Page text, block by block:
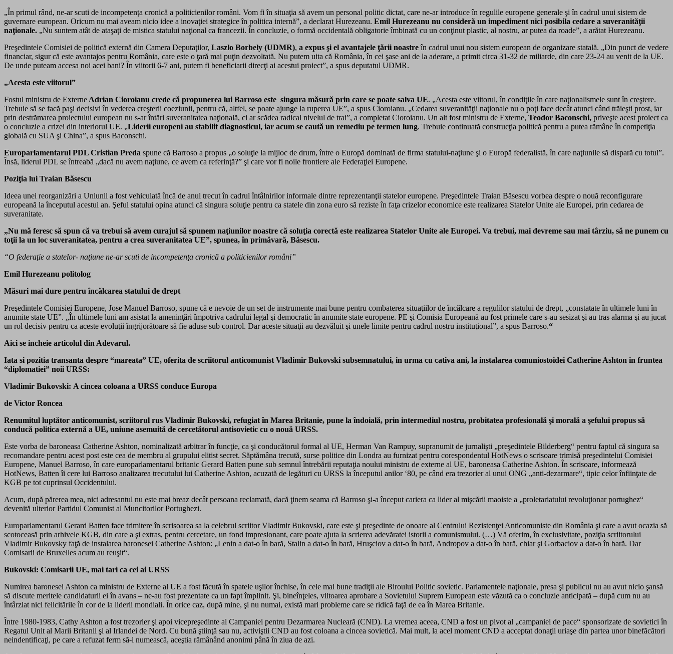
„În primul rând, ne-ar scuti de incompetenţa cronică a politicienilor români. Vom fi în situaţia să avem un personal politic dictat, care ne-ar introduce în regulile europene generale şi în cadrul unui sistem de
guvernare european. Oricum nu mai aveam nicio idee a inovaţiei strategice în politica internă”, a declarat Hurezeanu. Emil Hurezeanu nu consideră un impediment nici posibila cedare a suveranităţii
naţionale. „Nu suntem atât de ataşaţi de mistica statului naţional ca francezii. În concluzie, o formă occidentală obligatorie îmbinată cu un conţinut plastic, al nostru, ar putea da roade”, a arătat Hurezeanu.
Preşedintele Comisiei de politică externă din Camera Deputaţilor, Laszlo Borbely (UDMR), a expus şi el avantajele ţării noastreîn cadrul unui nou sistem european de organizare statală. „Din punct de vedere
financiar, sigur că este avantajos pentru România, care este o ţară mai puţin dezvoltată. Nu putem uita că România, în cei şase ani de la aderare, a primit circa 31-32 de miliarde, din care 23-24 au venit de la UE.
De unde puteam accesa noi acei bani? În viitorii 6-7 ani, putem fi beneficiarii direcţi ai acestui proiect”, a spus deputatul UDMR.
„Acesta este viitorul”
Fostul ministru de Externe Adrian Cioroianu crede că propunerea lui Barroso este singura măsură prin care se poate salva UE. „Acesta este viitorul, în condiţile în care naţionalismele sunt în creştere.
Trebuie să se facă paşi decisivi în vederea creşterii coeziunii, pentru că, altfel, se poate ajunge la ruperea UE”, a spus Cioroianu. „Cedarea suveranităţii naţionale nu o poţi face decât atunci când trăieşti prost, iar
prin destrămarea proiectului european nu s-ar întări suveranitatea naţională, ci ar scădea radical nivelul de trai”, a completat Cioroianu. Un alt fost ministru de Externe, Teodor Baconschi, priveşte acest proiect ca
o concluzie a crizei din interiorul UE. „Liderii europeni au stabilit diagnosticul, iar acum se caută un remediu pe termen lung. Trebuie continuată construcţia politică pentru a putea rămâne în competiţia
globală cu SUA şi China”, a spus Baconschi.
Europarlamentarul PDL Cristian Preda spune că Barroso a propus „o soluţie la mijloc de drum, între o Europă dominată de firma statului-naţiune şi o Europă federalistă, în care naţiunile să dispară cu totul”.
Însă, liderul PDL se întreabă „dacă nu avem naţiune, ce avem ca referinţă?” şi care vor fi noile frontiere ale Federaţiei Europene.
Poziţia lui Traian Băsescu
Ideea unei reorganizări a Uniunii a fost vehiculată încă de anul trecut în cadrul întâlnirilor informale dintre reprezentanţii statelor europene. Preşedintele Traian Băsescu vorbea despre o nouă reconfigurare
europeană la începutul acestui an. Şeful statului opina atunci că singura soluţie pentru ca statele din zona euro să reziste în faţa crizelor economice este realizarea Statelor Unite ale Europei, prin cedarea de
suveranitate.
„Nu mă feresc să spun că va trebui să avem curajul să spunem naţiunilor noastre că soluţia corectă este realizarea Statelor Unite ale Europei. Va trebui, mai devreme sau mai târziu, să ne punem cu
toţii la un loc suveranitatea, pentru a crea suveranitatea UE”, spunea, în primăvară, Băsescu.
“O federaţie a statelor- naţiune ne-ar scuti de incompetenţa cronică a politicienilor români”
Emil Hurezeanu politolog
Măsuri mai dure pentru încălcarea statului de drept
Preşedintele Comisiei Europene, Jose Manuel Barroso, spune că e nevoie de un set de instrumente mai bune pentru combaterea situaţiilor de încălcare a regulilor statului de drept, „constatate în ultimele luni în
anumite state UE”. „În ultimele luni am asistat la ameninţări împotriva cadrului legal şi democratic în anumite state europene. PE şi Comisia Europeană au fost primele care s-au sesizat şi au tras alarma şi au jucat
un rol decisiv pentru ca aceste evoluţii îngrijorătoare să fie aduse sub control. Dar aceste situaţii au dezvăluit şi unele limite pentru cadrul nostru instituţional”, a spus Barroso.“
Aici se incheie articolul din Adevarul.
Iata si pozitia transanta despre “mareata” UE, oferita de scriitorul anticomunist Vladimir Bukovski subsemnatului, in urma cu cativa ani, la instalarea comuniostoidei Catherine Ashton in fruntea
“diplomatiei” noii URSS:
Vladimir Bukovski: A cincea coloana a URSS conduce Europa
de Victor Roncea
Renumitul luptător anticomunist, scriitorul rus Vladimir Bukovski, refugiat în Marea Britanie, pune la îndoială, prin intermediul nostru, probitatea profesională şi morală a şefului propus să
conducă politica externă a UE, uniune asemuită de cercetătorul antisovietic cu o nouă URSS.
Este vorba de baroneasa Catherine Ashton, nominalizată arbitrar în funcţie, ca şi conducătorul formal al UE, Herman Van Rampuy, supranumit de jurnalişti „preşedintele Bilderberg“ pentru faptul că singura sa
recomandare pentru acest post este cea de membru al grupului elitist secret. Săptămâna trecută, surse politice din Londra au furnizat pentru corespondentul HotNews o scrisoare trimisă preşedintelui Comisiei
Europene, Manuel Barroso, în care europarlamentarul britanic Gerard Batten pune sub semnul întrebării reputaţia noului ministru de externe al UE, baroneasa Catherine Ashton. În scrisoare, informează
HotNews, Batten îi cere lui Barroso analizarea trecutului lui Catherine Ashton, acuzată de legături cu URSS la începutul anilor ‘80, pe când era trezorier al unui ONG „anti-dezarmare“, tipic celor înfiinţate de
KGB pe tot cuprinsul Occidentului.
Acum, după părerea mea, nici adresantul nu este mai breaz decât persoana reclamată, dacă ţinem seama că Barroso şi-a început cariera ca lider al mişcării maoiste a „proletariatului revoluţionar portughez“
devenită ulterior Partidul Comunist al Muncitorilor Portughezi.
Europarlamentarul Gerard Batten face trimitere în scrisoarea sa la celebrul scriitor Vladimir Bukovski, care este şi preşedinte de onoare al Centrului Rezistenţei Anticomuniste din România şi care a avut ocazia să
scotoceasă prin arhivele KGB, din care a şi extras, pentru cercetare, un fond impresionant, care poate ajuta la scrierea adevăratei istorii a comunismului. (…) Vă oferim, în exclusivitate, poziţia scriitorului
Vladimir Bukovsky faţă de instalarea baronesei Catherine Ashton: „Lenin a dat-o în bară, Stalin a dat-o în bară, Hruşciov a dat-o în bară, Andropov a dat-o în bară, chiar şi Gorbaciov a dat-o în bară. Dar
Comisarii de Bruxelles acum au reuşit“.
Bukovski: Comisarii UE, mai tari ca cei ai URSS
Numirea baronesei Ashton ca ministru de Externe al UE a fost făcută în spatele uşilor închise, în cele mai bune tradiţii ale Biroului Politic sovietic. Parlamentele naţionale, presa şi publicul nu au avut nicio şansă
să discute meritele candidaturii ei în avans – ne-au fost prezentate ca un fapt împlinit. Şi, bineînţeles, viitoarea aprobare a Sovietului Suprem European este văzută ca o concluzie anticipată – după cum nu au
întârziat nici felicitările în cor de la liderii mondiali. În orice caz, după mine, şi nu numai, există mari probleme care se ridică faţă de ea în Marea Britanie.
Între 1980-1983, Cathy Ashton a fost trezorier şi apoi vicepreşedinte al Campaniei pentru Dezarmarea Nucleară (CND). La vremea aceea, CND a fost un pivot al „campaniei de pace“ sponsorizate de sovietici în
Regatul Unit al Marii Britanii şi al Irlandei de Nord. Cu bună ştiinţă sau nu, activiştii CND au fost coloana a cincea sovietică. Mai mult, la acel moment CND a acceptat donaţii uriaşe din partea unor binefăcători
neindentificaţi, pe care a refuzat ferm să-i numească, aceştia rămânând anonimi până în ziua de azi.